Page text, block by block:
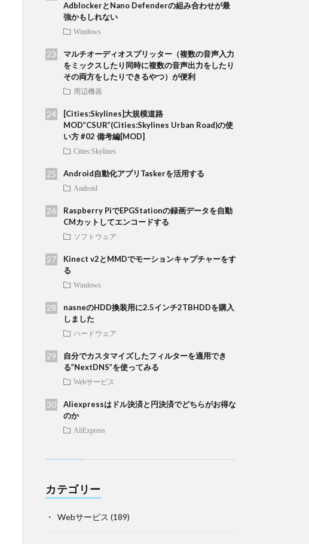
AdblockerとNano Defenderの組み合わせが最
強かもしれない
Windows
マルチオーディオスプリッター（複数の音声入力
をミックスしたり同時に複数の音声出力をしたり
その両方をしたりできるやつ）が便利
周辺機器
[Cities:Skylines]大規模道路
MOD”CSUR”(Cities:Skylines Urban Road)の使
い方 #02 備考編[MOD]
Cities:Skylines
Android自動化アプリTaskerを活用する
Android
Raspberry PiでEPGStationの録画データを自動
CMカットしてエンコードする
ソフトウェア
Kinect v2とMMDでモーションキャプチャーをす
る
Windows
nasneのHDD換装用に2.5インチ2TBHDDを購入
しました
ハードウェア
自分でカスタマイズしたフィルターを適用でき
る”NextDNS”を使ってみる
Webサービス
Aliexpressはドル決済と円決済でどちらがお得な
のか
AliExpress
カテゴリー
Webサービス (189)